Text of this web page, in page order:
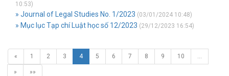
10:53)
» Journal of Legal Studies No. 1/2023 (03/01/2024 10:48)
» Mục lục Tạp chí Luật học số 12/2023 (29/12/2023 16:54)
« 1 2 3 4 5 6 7 8 9 10 …
» »»